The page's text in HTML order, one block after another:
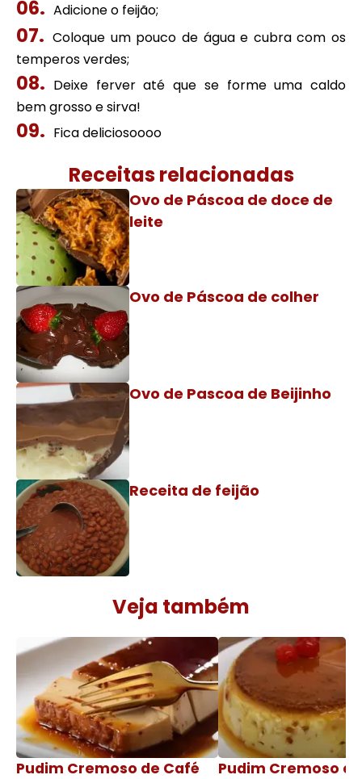
Adicione o feijão;
Coloque um pouco de água e cubra com os
temperos verdes;
Deixe ferver até que se forme uma caldo
bem grosso e sirva!
Fica deliciosoooo
Receitas relacionadas
Ovo de Páscoa de doce de
leite
Ovo de Páscoa de colher
Ovo de Pascoa de Beijinho
Receita de feijão
Veja também
Pudim Cremoso de Café
Pudim Cremoso